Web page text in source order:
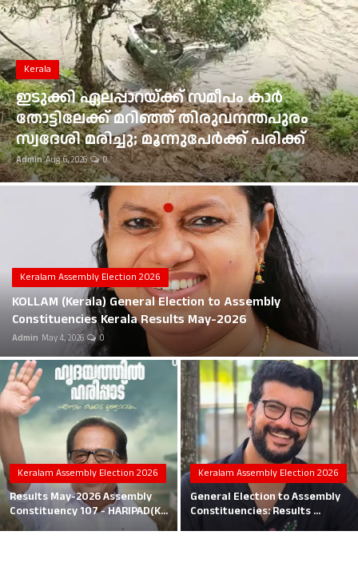
Gulf News
Loksabha Election 2024
Technology
Health
Jobs Mall
Career
Education
Business
Local News
Earn Money
Tutorials
Malayalam
Kerala
ഇടുക്കി ഏലപ്പാറയ്ക്ക് സമീപം കാർ
തോട്ടിലേക്ക് മറിഞ്ഞ് തിരുവനന്തപുരം
സ്വദേശി മരിച്ചു; മൂന്നുപേർക്ക് പരിക്ക്
Admin Aug 6, 2026 0
Keralam Assembly Election 2026
KOLLAM (Kerala) General Election to Assembly
Constituencies Kerala Results May-2026
Admin May 4, 2026 0
Keralam Assembly Election 2026
Results May-2026 Assembly
Constituency 107 - HARIPAD(K...
Keralam Assembly Election 2026
General Election to Assembly
Constituencies: Results ...